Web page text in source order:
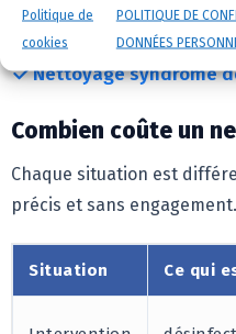
Politique de
cookies
POLITIQUE DE
DONNÉES
Nettoyage de
Nettoyage syndrome
Combien coûte un
Chaque situation est
précis et sans
Situation Ce qui